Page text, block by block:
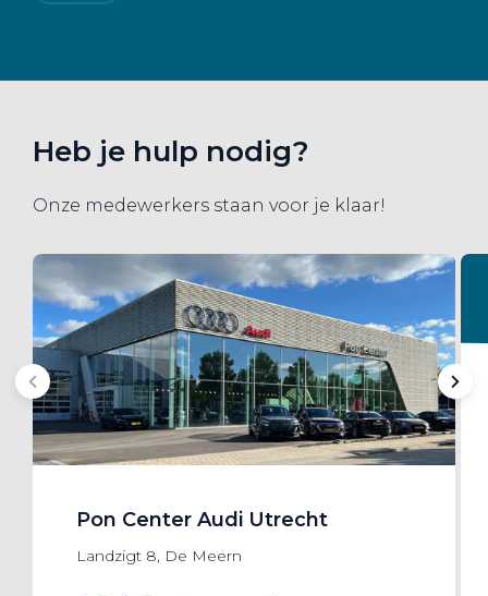
Heb je hulp nodig?
Onze medewerkers staan voor je klaar!
Pon Center Audi Utrecht
Landzigt 8, De Meern